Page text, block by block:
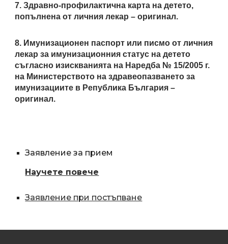
7. Здравно-профилактична карта на детето,
попълнена от личния лекар – оригинал.
8. Имунизационен паспорт или писмо от личния
лекар за имунизационния статус на детето
съгласно изискванията на Наредба № 15/2005 г.
на Министерството на здравеопазването за
имунизациите в Република България –
оригинал.
Заявление за прием
Научете повече
Заявление при постъпване